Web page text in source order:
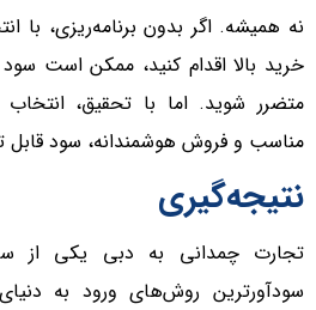
نه همیشه. اگر بدون برنامه‌ریزی، با
خرید بالا اقدام کنید، ممکن است
متضرر شوید. اما با تحقیق، انتخاب
مناسب و فروش هوشمندانه، سود
نتیجه‌گیری
تجارت چمدانی به دبی یکی از
سودآورترین روش‌های ورود به